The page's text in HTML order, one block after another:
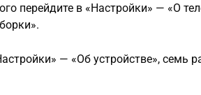
перейдите в «Настройки» — «О
— «Об устройстве», семь